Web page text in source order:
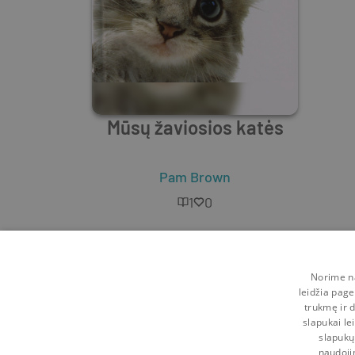
Mūsų žaviosios katės
Pam Brown
1
0
Norime
leidžia
trukmę ir
slapukai